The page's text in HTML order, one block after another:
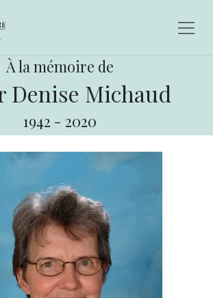
À la mémoire de
Denise Michaud
1942 - 2020